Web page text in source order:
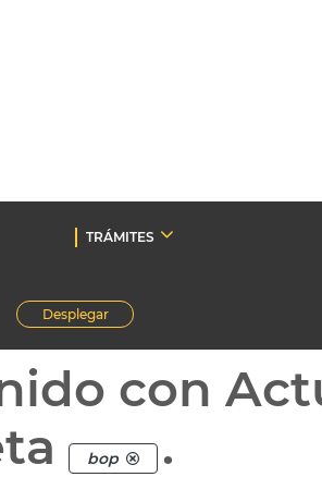
TRÁMITES
Desplegar
con
bop .